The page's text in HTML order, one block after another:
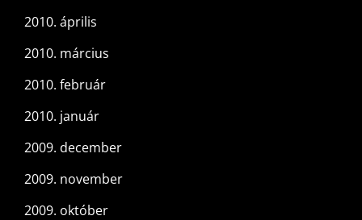
2010. április
2010. március
2010. február
2010. január
2009. december
2009. november
2009. október